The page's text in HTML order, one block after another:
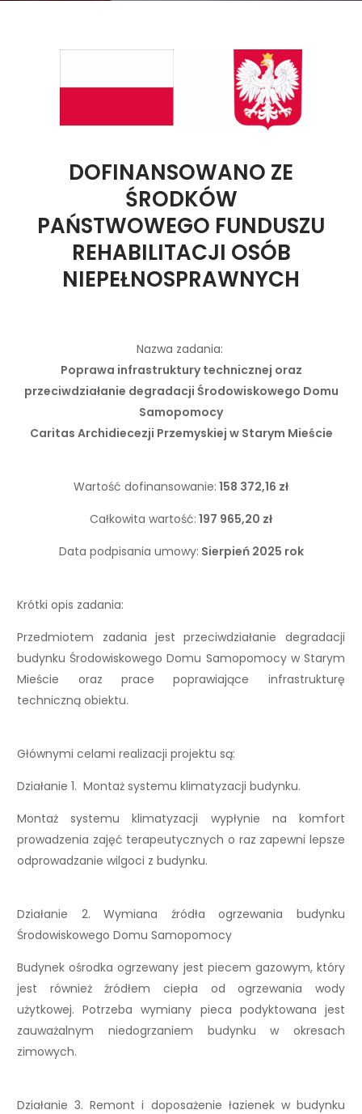
DOFINANSOWANO ZE
ŚRODKÓW
PAŃSTWOWEGO FUNDUSZU
REHABILITACJI OSÓB
NIEPEŁNOSPRAWNYCH
Nazwa zadania:
Poprawa infrastruktury technicznej oraz
przeciwdziałanie degradacji Środowiskowego Domu
Samopomocy
Caritas Archidiecezji Przemyskiej w Starym Mieście
Wartość dofinansowanie: 158 372,16 zł
Całkowita wartość: 197 965,20 zł
Data podpisania umowy: Sierpień 2025 rok
Krótki opis zadania:
Przedmiotem zadania jest przeciwdziałanie degradacji
budynku Środowiskowego Domu Samopomocy w Starym
Mieście oraz prace poprawiające infrastrukturę
techniczną obiektu.
Głównymi celami realizacji projektu są:
Działanie 1. Montaż systemu klimatyzacji budynku.
Montaż systemu klimatyzacji wypłynie na komfort
prowadzenia zajęć terapeutycznych o raz zapewni lepsze
odprowadzanie wilgoci z budynku.
Działanie 2. Wymiana źródła ogrzewania budynku
Środowiskowego Domu Samopomocy
Budynek ośrodka ogrzewany jest piecem gazowym, który
jest również źródłem ciepła od ogrzewania wody
użytkowej. Potrzeba wymiany pieca podyktowana jest
zauważalnym niedogrzaniem budynku w okresach
zimowych.
Działanie 3. Remont i doposażenie łazienek w budynku